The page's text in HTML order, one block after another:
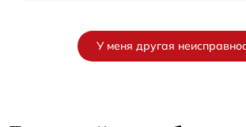
У меня другая